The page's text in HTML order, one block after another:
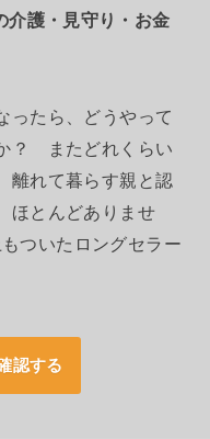
介護・見守り・お金
ったら、どうやって
？ またどれくらい
離れて暮らす親と認
ほとんどありませ
ついたロングセラー
認する